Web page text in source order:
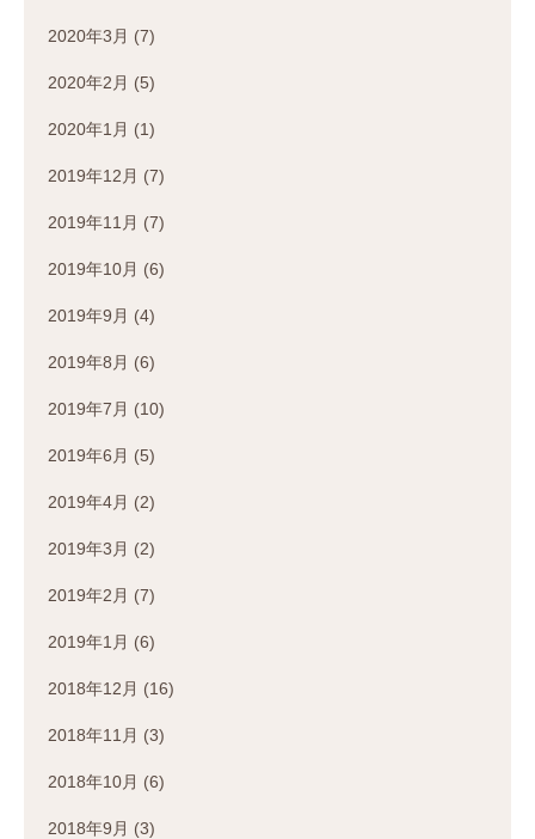
2020年3月 (7)
2020年2月 (5)
2020年1月 (1)
2019年12月 (7)
2019年11月 (7)
2019年10月 (6)
2019年9月 (4)
2019年8月 (6)
2019年7月 (10)
2019年6月 (5)
2019年4月 (2)
2019年3月 (2)
2019年2月 (7)
2019年1月 (6)
2018年12月 (16)
2018年11月 (3)
2018年10月 (6)
2018年9月 (3)